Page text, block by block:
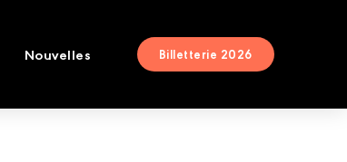
Nouvelles Billetterie 2026